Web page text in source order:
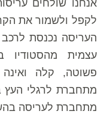
אנחנו שולחים
לקפל ולשמור את
העריסה נכנסת לרכב
עצמית
פשוטה, קלה
מתחברת לעריסה